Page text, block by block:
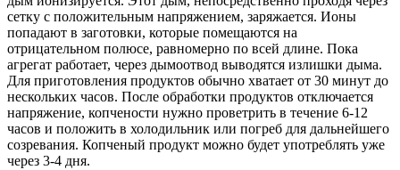
сетку с положительным напряжением, заряжается. Ионы
попадают в заготовки, которые помещаются на
отрицательном полюсе, равномерно по всей длине. Пока
агрегат работает, через дымоотвод выводятся излишки дыма.
Для приготовления продуктов обычно хватает от 30 минут до
нескольких часов. После обработки продуктов отключается
напряжение, копчености нужно проветрить в течение 6-12
часов и положить в холодильник или погреб для дальнейшего
созревания. Копченый продукт можно будет употреблять уже
через 3-4 дня.